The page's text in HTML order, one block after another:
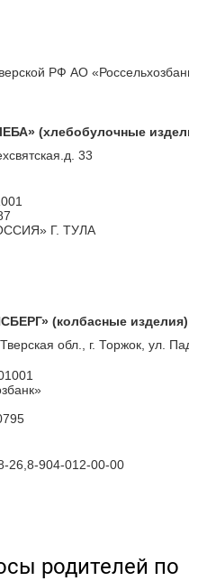
РФ АО «Россельхозбанк»
(хлебобулочные изделия)
33
Г. ТУЛА
(колбасные изделия)
обл., г. Торжок, ул.
26,8-904-012-00-00
родителей по